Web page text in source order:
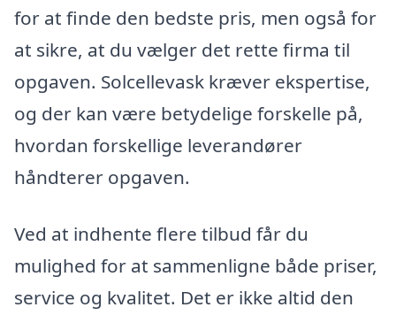
for at finde den bedste pris, men også for
at sikre, at du vælger det rette firma til
opgaven. Solcellevask kræver ekspertise,
og der kan være betydelige forskelle på,
hvordan forskellige leverandører
håndterer opgaven.
Ved at indhente flere tilbud får du
mulighed for at sammenligne både priser,
service og kvalitet. Det er ikke altid den